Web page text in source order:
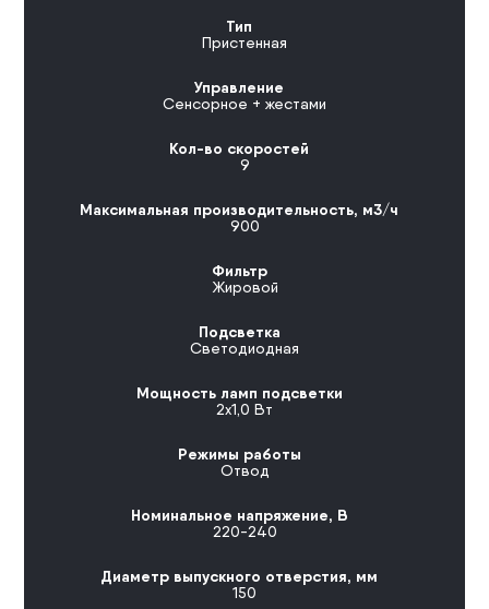
Тип
Пристенная
Управление
Сенсорное + жестами
Кол-во скоростей
9
Максимальная производительность, м3/ч
900
Фильтр
Жировой
Подсветка
Светодиодная
Мощность ламп подсветки
2х1,0 Вт
Режимы работы
Отвод
Номинальное напряжение, В
220-240
Диаметр выпускного отверстия, мм
150